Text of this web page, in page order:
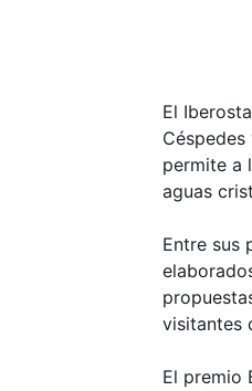
El
permite a
aguas
Entre sus
visitantes
El premio